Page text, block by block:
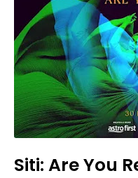
Siti: Are You